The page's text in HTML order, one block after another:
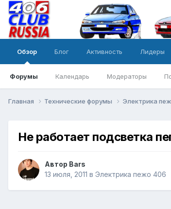
Обзор
Форумы Календарь Модераторы
Блог Активность Лидеры
Главная Технические форумы Электрика
Не работает подсветка
Автор Bars
13 июля, 2011 в Электрика пежо 406